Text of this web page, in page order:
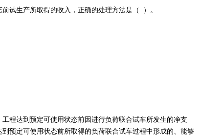
试生产所取得的收入，正确的处理方法是（ ）。
工程达到预定可使用状态前因进行负荷联合试车所发生的净支
预定可使用状态前所取得的负荷联合试车过程中形成的、能够